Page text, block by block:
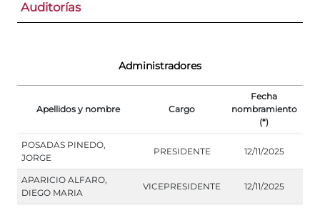
Auditorías
Administradores
Apellidos y nombre Cargo
Fecha
nombramiento
(*)
POSADAS PINEDO,
JORGE
PRESIDENTE 12/11/2025
APARICIO ALFARO,
DIEGO MARIA
VICEPRESIDENTE 12/11/2025